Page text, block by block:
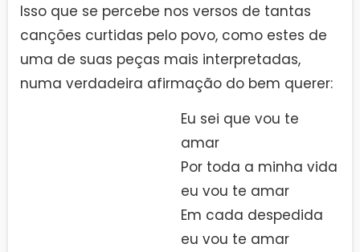
Isso que se percebe nos versos de tantas
canções curtidas pelo povo, como estes de
uma de suas peças mais interpretadas,
numa verdadeira afirmação do bem querer:
Eu sei que vou te
amar
Por toda a minha vida
eu vou te amar
Em cada despedida
eu vou te amar